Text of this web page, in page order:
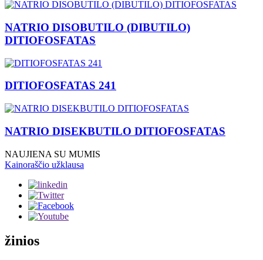
NATRIO DISOBUTILO (DIBUTILO)
DITIOFOSFATAS
DITIOFOSFATAS 241
NATRIO DISEKBUTILO DITIOFOSFATAS
NAUJIENA SU MUMIS
Kainoraščio užklausa
žinios